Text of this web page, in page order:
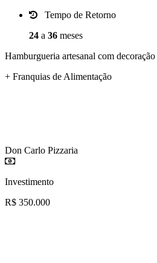
Tempo de Retorno
24 a 36 meses
Hamburgueria artesanal com decoração
+ Franquias de Alimentação
Don Carlo Pizzaria
Investimento
R$ 350.000